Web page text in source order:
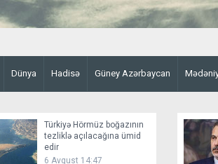
Dünya Hadisə Güney Azərbaycan
Türkiyə Hörmüz boğazının
tezliklə açılacağına ümid
edir
6 Avqust 14:47